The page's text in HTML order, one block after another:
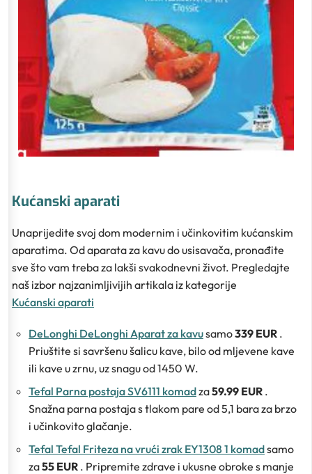
Kućanski aparati
Unaprijedite svoj dom modernim i učinkovitim kućanskim
aparatima. Od aparata za kavu do usisavača, pronađite
sve što vam treba za lakši svakodnevni život. Pregledajte
naš izbor najzanimljivijih artikala iz kategorije
Kućanski aparati
DeLonghi DeLonghi Aparat za kavusamo339 EUR .
Priuštite si savršenu šalicu kave, bilo od mljevene kave
ili kave u zrnu, uz snagu od 1450 W.
Tefal Parna postaja SV6111 komadza59.99 EUR .
Snažna parna postaja s tlakom pare od 5,1 bara za brzo
i učinkovito glačanje.
Tefal Tefal Friteza na vrući zrak EY1308 1 komadsamo
za55 EUR . Pripremite zdrave i ukusne obroke s manje